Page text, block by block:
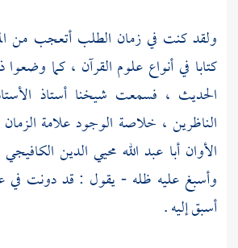
ولقد كنت في زمان الطلب أتعجب من
كتابا في أنواع علوم القرآن ، كما
الحديث ، فسمعت شيخنا أستاذ
الناظرين ، خلاصة الوجود علامة
الأوانأبا عبد الله محيي الدين الكافيجي
وأسبغ عليه ظله - يقول : قد دونت في
أسبق إليه .